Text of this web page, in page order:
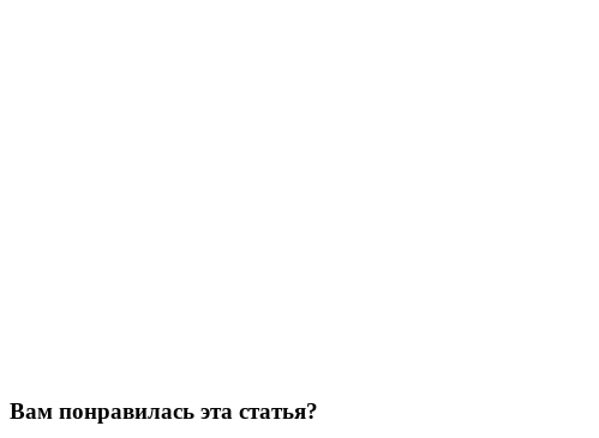
Вам понравилась эта статья?